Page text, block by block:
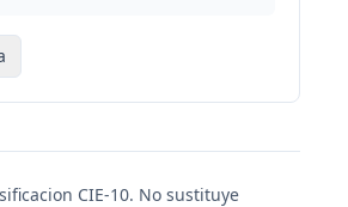
CIE-10. No sustituye